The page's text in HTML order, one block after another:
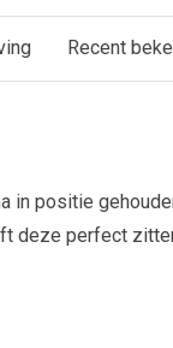
Recent
in positie
deze perfect